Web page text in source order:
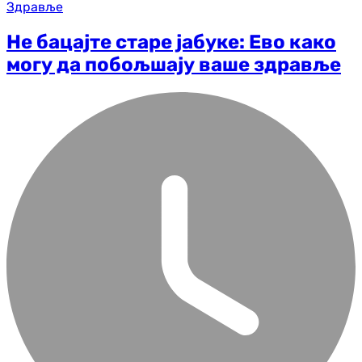
Здравље
Не бацајте старе јабуке: Ево како
могу да побољшају ваше здравље